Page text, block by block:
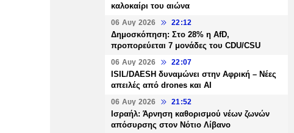
καλοκαίρι του αιώνα
06 Αυγ 2026 22:12
Δημοσκόπηση: Στο 28% η AfD,
προπορεύεται 7 μονάδες του CDU/CSU
06 Αυγ 2026 22:07
ISIL/DAESH δυναμώνει στην Αφρική – Νέες
απειλές από drones και AI
06 Αυγ 2026 21:52
Ισραήλ: Άρνηση καθορισμού νέων ζωνών
απόσυρσης στον Νότιο Λίβανο